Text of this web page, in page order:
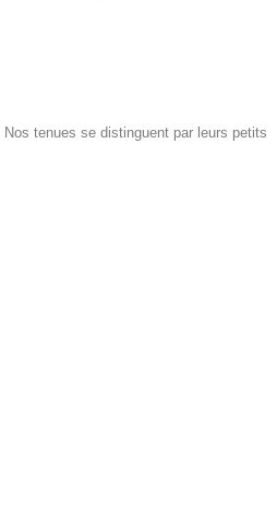
tenues se distinguent par leurs petits